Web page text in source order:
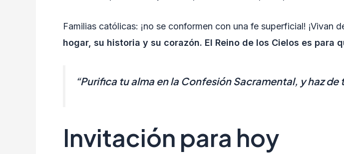
Familias católicas: ¡no se conformen con una fe superficial! ¡Vivan
hogar, su historia y su corazón. El Reino de los Cielos es para
“Purifica tu alma en la Confesión Sacramental, y haz
Invitación para hoy